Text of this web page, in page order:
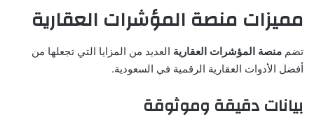
مميزات منصة المؤشرات العقارية
تضم منصة المؤشرات العقارية العديد من المزايا التي تجعلها من
أفضل الأدوات العقارية الرقمية في السعودية.
بيانات دقيقة وموثوقة